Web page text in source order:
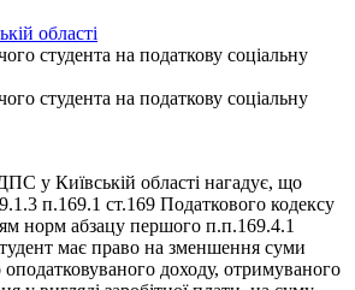
області
студента на податкову соціальну
студента на податкову соціальну
у Київській області нагадує, що
п.169.1 ст.169 Податкового кодексу
норм абзацу першого п.п.169.4.1
має право на зменшення суми
оподатковуваного доходу, отримуваного